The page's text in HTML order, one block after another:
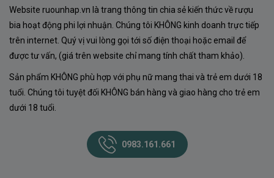
Website ruounhap.vn là trang thông tin chia sẻ kiến thức về rượu
bia hoạt động phi lợi nhuận. Chúng tôi KHÔNG kinh doanh trực tiếp
trên internet. Quý vị vui lòng gọi tới số điện thoại hoặc email để
được tư vấn, (giá trên website chỉ mang tính chất tham khảo).
Sản phẩm KHÔNG phù hợp với phụ nữ mang thai và trẻ em dưới 18
tuổi. Chúng tôi tuyệt đối KHÔNG bán hàng và giao hàng cho trẻ em
dưới 18 tuổi.
0983.161.661